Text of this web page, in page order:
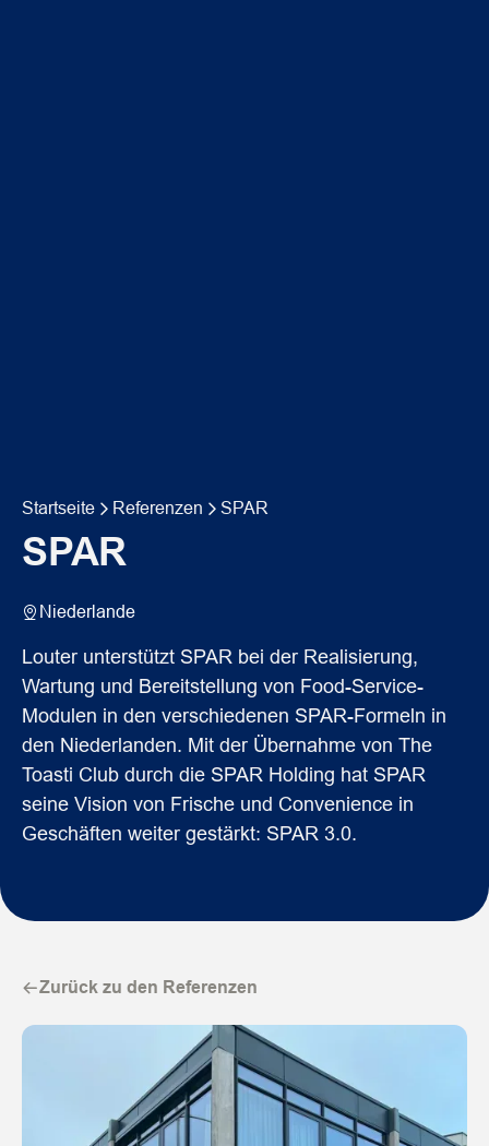
Startseite Referenzen SPAR
SPAR
Niederlande
Louter unterstützt SPAR bei der Realisierung,
Wartung und Bereitstellung von Food-Service-
Modulen in den verschiedenen SPAR-Formeln in
den Niederlanden. Mit der Übernahme von The
Toasti Club durch die SPAR Holding hat SPAR
seine Vision von Frische und Convenience in
Geschäften weiter gestärkt: SPAR 3.0.
Zurück zu den Referenzen